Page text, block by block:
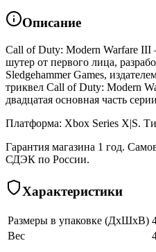
Описание
Call of Duty: Modern Warfare
шутер от первого лица,
Sledgehammer Games,
триквел Call of Duty: Modern
двадцатая основная часть
Платформа: Xbox Series X|S.
Гарантия магазина 1 год.
СДЭК по России.
Характеристики
Размеры в упаковке (ДхШхВ)
Вес